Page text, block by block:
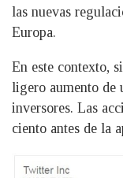
las nuevas
Europa.
En este contexto,
ligero aumento de
inversores. Las
ciento antes de la